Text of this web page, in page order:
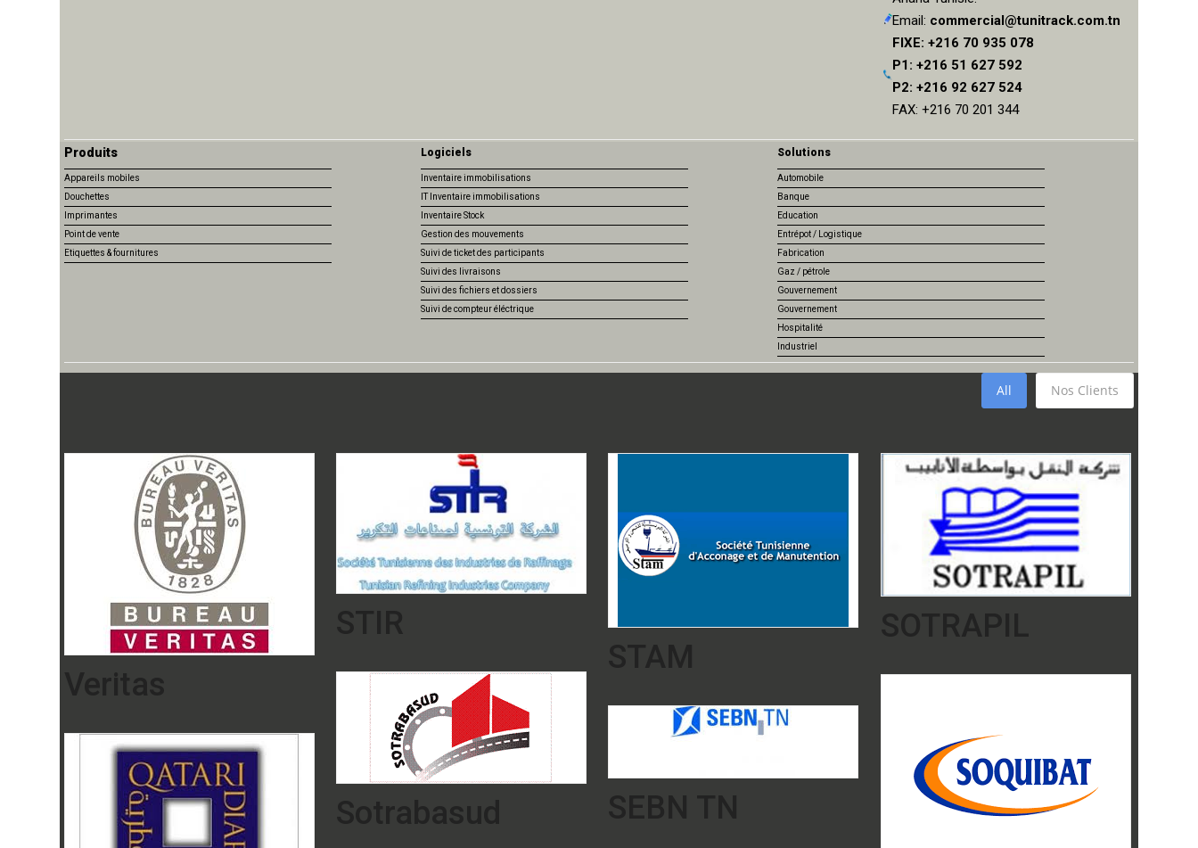
Email: commercial@tunitrack.com.tn
FIXE: +216 70 935 078
P1: +216 51 627 592
P2: +216 92 627 524
FAX: +216 70 201 344
Produits
Appareils mobiles
Douchettes
Imprimantes
Point de vente
Etiquettes & fournitures
Logiciels
Inventaire immobilisations
IT Inventaire immobilisations
Inventaire Stock
Gestion des mouvements
Suivi de ticket des participants
Suivi des livraisons
Suivi des fichiers et dossiers
Suivi de compteur éléctrique
Solutions
Automobile
Banque
Education
Entrépot / Logistique
Fabrication
Gaz / pétrole
Gouvernement
Gouvernement
Hospitalité
Industriel
All Nos Clients
Veritas
STIR
STAM
SOTRAPIL
Sotrabasud SEBN TN